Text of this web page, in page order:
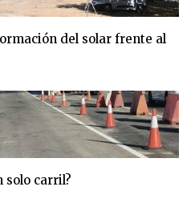
del solar frente al
solo carril?